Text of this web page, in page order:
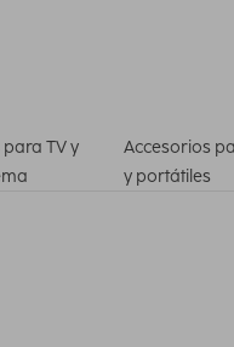
TV y
Accesorios
y portátiles